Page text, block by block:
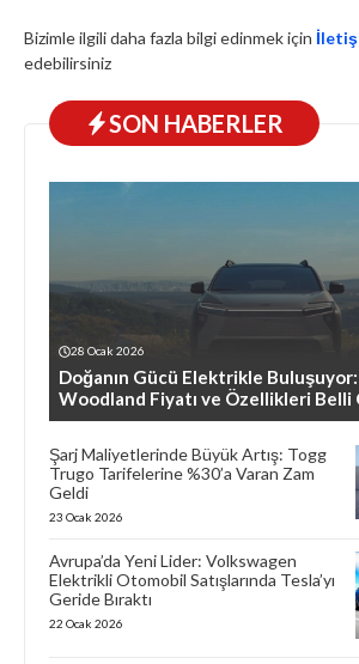
Bizimle ilgili daha fazla bilgi edinmek için
edebilirsiniz
SON HABERLER
28 Ocak 2026
Doğanın Gücü Elektrikle
Woodland Fiyatı ve Özellikleri Belli
Şarj Maliyetlerinde Büyük Artış: Togg
Trugo Tarifelerine %30’a Varan Zam
Geldi
23 Ocak 2026
Avrupa’da Yeni Lider: Volkswagen
Elektrikli Otomobil Satışlarında Tesla’yı
Geride Bıraktı
22 Ocak 2026